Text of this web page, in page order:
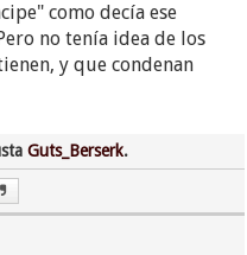
como decía ese
no tenía idea de los
y que condenan
Guts_Berserk.